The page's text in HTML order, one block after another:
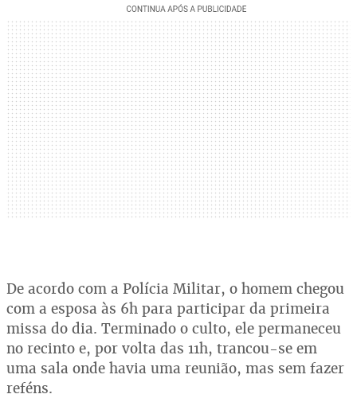
De acordo com a Polícia Militar, o homem chegou
com a esposa às 6h para participar da primeira
missa do dia. Terminado o culto, ele permaneceu
no recinto e, por volta das 11h, trancou-se em
uma sala onde havia uma reunião, mas sem fazer
reféns.